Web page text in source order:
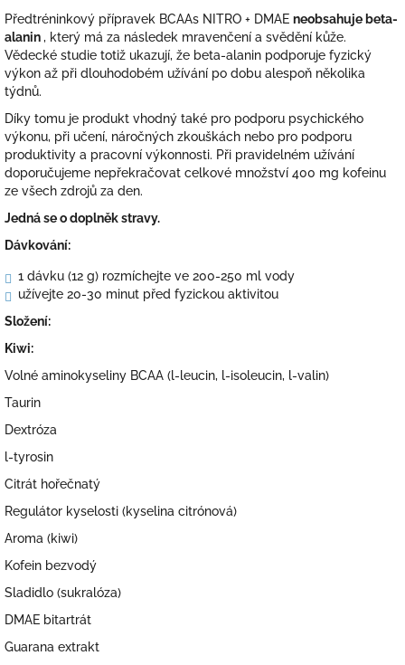
Předtréninkový přípravek BCAAs NITRO + DMAE neobsahuje beta-
alanin, který má za následek mravenčení a svědění kůže.
Vědecké studie totiž ukazují, že beta-alanin podporuje fyzický
výkon až při dlouhodobém užívání po dobu alespoň několika
týdnů.
Díky tomu je produkt vhodný také pro podporu psychického
výkonu, při učení, náročných zkouškách nebo pro podporu
produktivity a pracovní výkonnosti. Při pravidelném užívání
doporučujeme nepřekračovat celkové množství 400 mg kofeinu
ze všech zdrojů za den.
Jedná se o doplněk stravy.
Dávkování:
1 dávku (12 g) rozmíchejte ve 200-250 ml vody
užívejte 20-30 minut před fyzickou aktivitou
Složení:
Kiwi:
Volné aminokyseliny BCAA (l-leucin, l-isoleucin, l-valin)
Taurin
Dextróza
l-tyrosin
Citrát hořečnatý
Regulátor kyselosti (kyselina citrónová)
Aroma (kiwi)
Kofein bezvodý
Sladidlo (sukralóza)
DMAE bitartrát
Guarana extrakt